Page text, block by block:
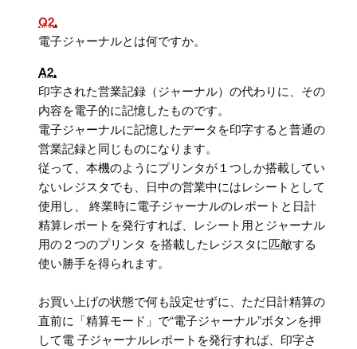
Q2
電子ジャーナルとは何ですか。
A2
印字された営業記録（ジャーナル）の代わりに、その
内容を電子的に記憶したものです。
電子ジャーナルに記憶したデータを印字すると普通の
営業記録と同じものになります。
従って、本機のようにプリンタが１つしか搭載してい
ないレジスタでも、日中の営業中にはレシートとして
使用し、 終業時に電子ジャーナルのレポートと日計
精算レポートを発行すれば、レシート用とジャーナル
用の２つのプリンタ を搭載したレジスタに匹敵する
使い勝手を得られます。
お買い上げの状態で何も設定せずに、ただ日計精算の
直前に「精算モード」で“電子ジャーナル”ボタンを押
して電 子ジャーナルレポートを発行すれば、印字さ